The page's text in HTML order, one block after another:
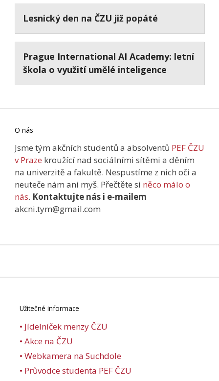
Lesnický den na ČZU již popáté
Prague International AI Academy: letní
škola o využití umělé inteligence
O nás
Jsme tým akčních studentů a absolventů PEF ČZU
v Praze kroužící nad sociálními sítěmi a děním
na univerzitě a fakultě. Nespustíme z nich oči a
neuteče nám ani myš. Přečtěte si něco málo o
nás. Kontaktujte nás i e-mailem
akcni.tym@gmail.com
Užitečné informace
• Jídelníček menzy ČZU
• Akce na ČZU
• Webkamera na Suchdole
• Průvodce studenta PEF ČZU